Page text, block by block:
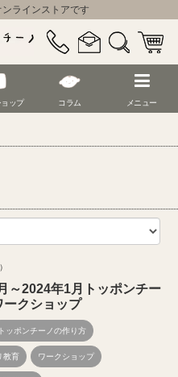
ラインストアです
ップ コラム メニュー
～2024年1月トッポンチー
ークショップ
トッポンチーノの作り方
教育 ワークショップ